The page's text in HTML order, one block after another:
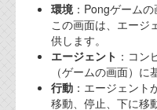
環境 ：Pongゲーム
この画面は、エージ
供します。
エージェント ：コン
（ゲームの画面）に
行動 ：エージェン
移動、停止、下に移